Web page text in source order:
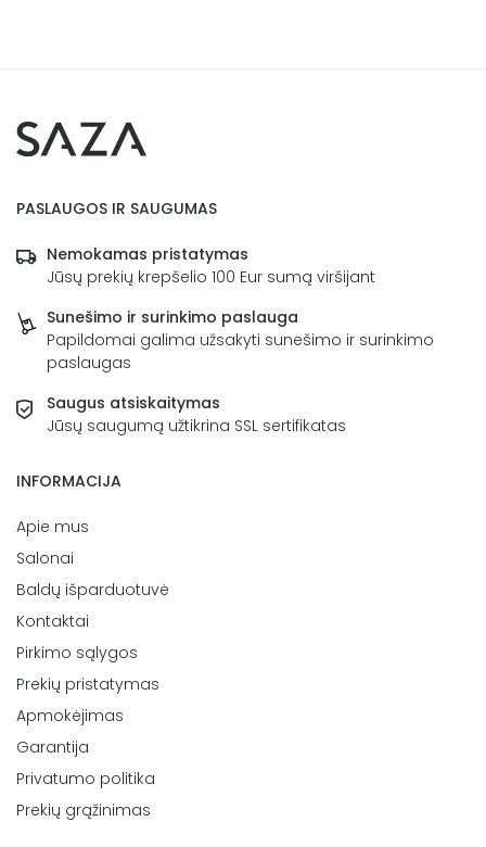
PASLAUGOS IR SAUGUMAS
Nemokamas pristatymas
Jūsų prekių krepšelio 100 Eur sumą viršijant
Sunešimo ir surinkimo paslauga
Papildomai galima užsakyti sunešimo ir surinkimo
paslaugas
Saugus atsiskaitymas
Jūsų saugumą užtikrina SSL sertifikatas
INFORMACIJA
Apie mus
Salonai
Baldų išparduotuvė
Kontaktai
Pirkimo sąlygos
Prekių pristatymas
Apmokėjimas
Garantija
Privatumo politika
Prekių grąžinimas